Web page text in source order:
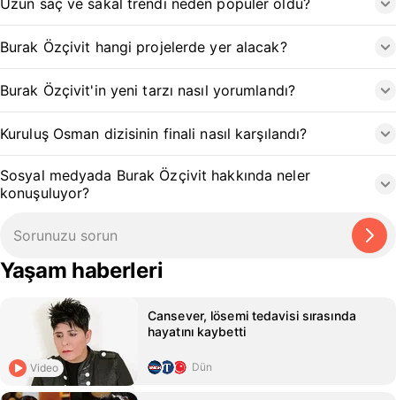
Uzun saç ve sakal trendi neden popüler oldu?
Burak Özçivit hangi projelerde yer alacak?
Burak Özçivit'in yeni tarzı nasıl yorumlandı?
Kuruluş Osman dizisinin finali nasıl karşılandı?
Sosyal medyada Burak Özçivit hakkında neler
konuşuluyor?
Yaşam haberleri
Video
Cansever, lösemi tedavisi sırasında
hayatını kaybetti
Dün